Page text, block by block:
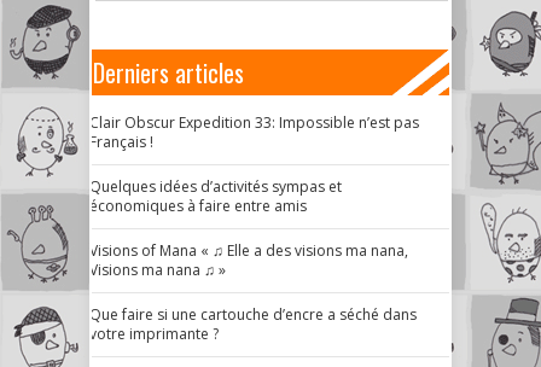
Derniers articles
Clair Obscur Expedition 33: Impossible n’est pas
Français !
Quelques idées d’activités sympas et
économiques à faire entre amis
Visions of Mana « ♫ Elle a des visions ma nana,
Visions ma nana ♫ »
Que faire si une cartouche d’encre a séché dans
votre imprimante ?